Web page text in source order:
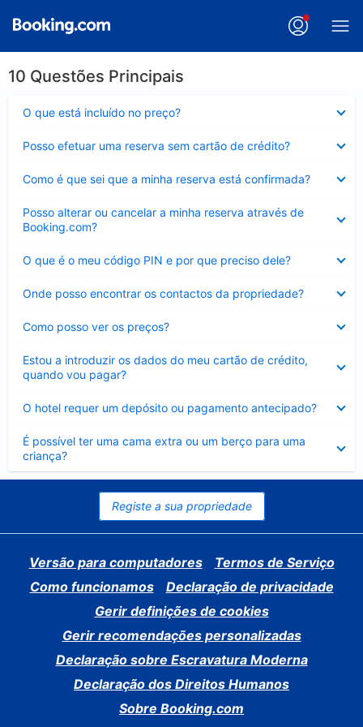
10 Questões Principais
O que está incluído no preço?
fechado
Posso efetuar uma reserva sem cartão de crédito?
fechado
Como é que sei que a minha reserva está confirmada?
fechado
Posso alterar ou cancelar a minha reserva através de
Booking.com?
fechado
O que é o meu código PIN e por que preciso dele?
fechado
Onde posso encontrar os contactos da propriedade?
fechado
Como posso ver os preços?
fechado
Estou a introduzir os dados do meu cartão de crédito,
quando vou pagar?
fechado
O hotel requer um depósito ou pagamento antecipado?
fechado
É possível ter uma cama extra ou um berço para uma
criança?
Elemento
fechado
Registe a sua propriedade
Versão para computadores
Termos de Serviço
Como funcionamos
Declaração de privacidade
Gerir definições de cookies
Gerir recomendações personalizadas
Declaração sobre Escravatura Moderna
Declaração dos Direitos Humanos
Sobre Booking.com